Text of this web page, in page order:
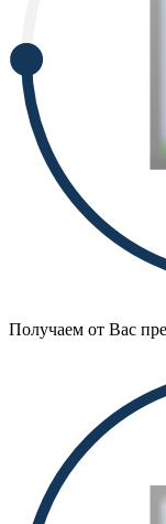
Получаем от Вас